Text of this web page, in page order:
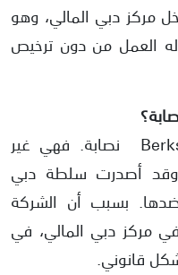
مركز دبي المالي، وهو
العمل من دون ترخيص
نعم، منصة Berkshire Consulting نصابة. فهي غير
أصدرت سلطة دبي
ضدها. بسبب أن الشركة
مركز دبي المالي، في
قانوني.